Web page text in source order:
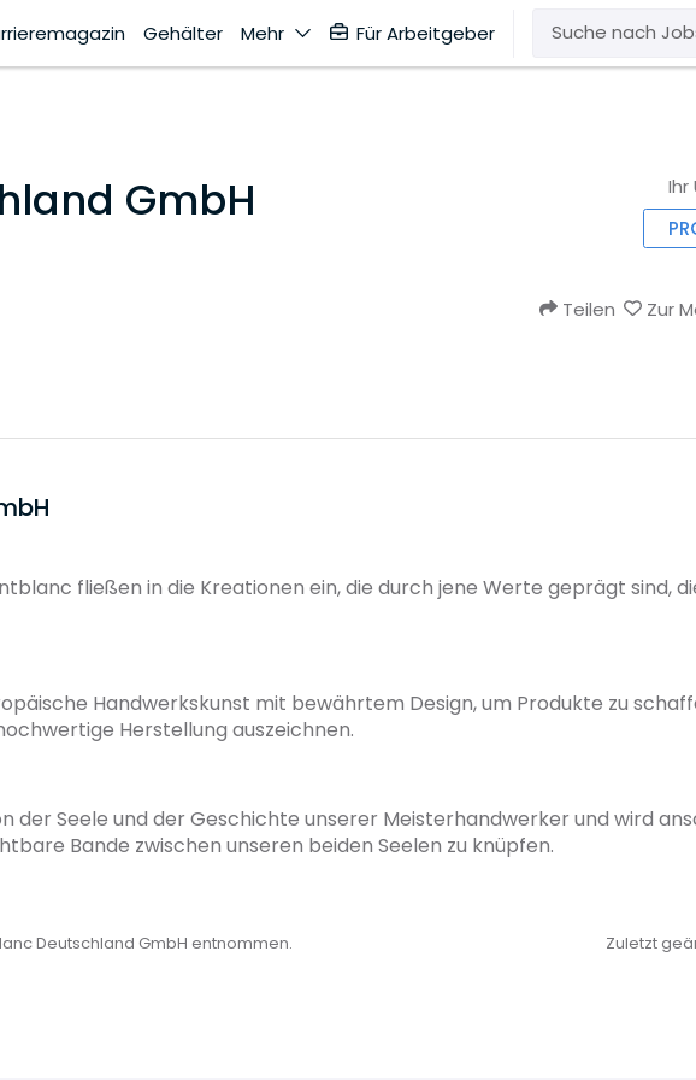
Gehälter Mehr Für Arbeitgeber
GmbH
Ihr
Teilen Zur
fließen in die Kreationen ein, die durch jene Werte geprägt sind,
Handwerkskunst mit bewährtem Design, um Produkte zu
Herstellung auszeichnen.
Seele und der Geschichte unserer Meisterhandwerker und wird
Bande zwischen unseren beiden Seelen zu knüpfen.
exquisite Produkte machen ein besonderes Leben noch
die hochwertigen Produkte, die Sie
Deutschland GmbH entnommen. Zuletzt